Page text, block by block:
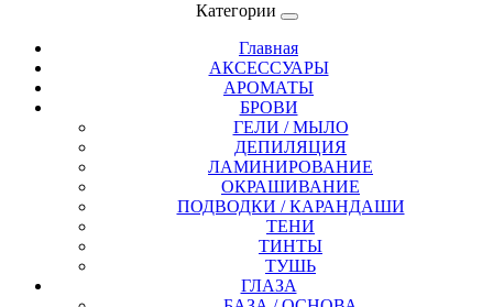
Категории
Главная
АКСЕССУАРЫ
АРОМАТЫ
БРОВИ
ГЕЛИ / МЫЛО
ДЕПИЛЯЦИЯ
ЛАМИНИРОВАНИЕ
ОКРАШИВАНИЕ
ПОДВОДКИ / КАРАНДАШИ
ТЕНИ
ТИНТЫ
ТУШЬ
ГЛАЗА